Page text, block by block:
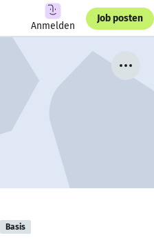
Anmelden
Job posten
Basis